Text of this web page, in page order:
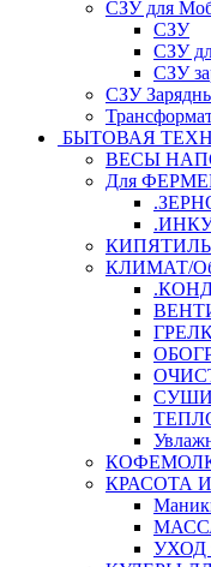
СЗУ для
СЗУ
СЗУ
СЗУ
СЗУ
БЫТОВАЯ
ВЕСЫ
Для
КЛИМАТ/
КРАСОТА
УХОД